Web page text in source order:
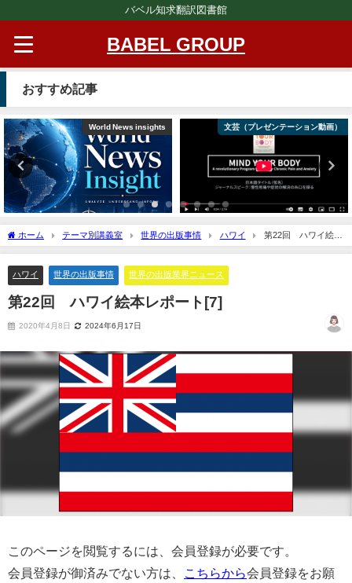
バベル知求翻訳図書館
BABEL GROUP
おすすめ記事
World News insights 文芸（プレゼンテーション動画）
ホーム テーマ別講義室 世界の出版事情 ハワイ
第22回 ハワイ絵本
レポート[7]
ハワイ 世界の出版事情 世界の出版業界ニュース
第22回 ハワイ絵本レポート[7]
2020年4月8日 2024年6月17日
このページを閲覧するには、会員登録が必要です。
会員登録が御済みでない方は、
こちらから会員登録をお願